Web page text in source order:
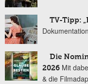
TV-Tipp:
Die
2026 Mit
& die